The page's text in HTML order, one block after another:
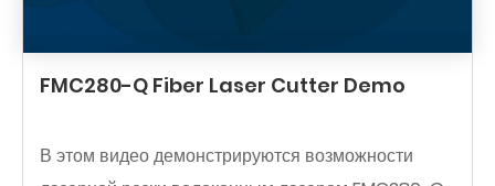
FMC280-Q Fiber Laser Cutter Demo
В этом видео демонстрируются возможности